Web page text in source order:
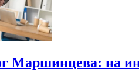
Маршинцева: на